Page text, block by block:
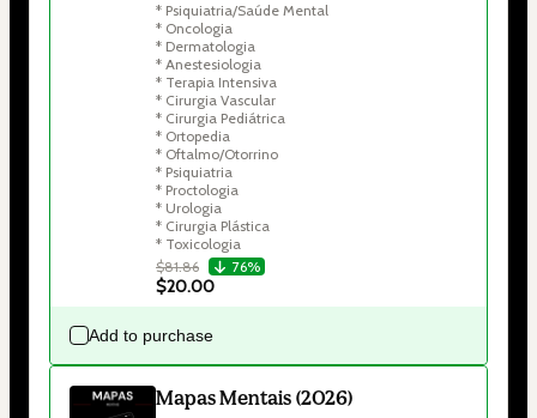
* Psiquiatria/Saúde Mental
* Oncologia
* Dermatologia
* Anestesiologia
* Terapia Intensiva
* Cirurgia Vascular
* Cirurgia Pediátrica
* Ortopedia
* Oftalmo/Otorrino
* Psiquiatria
* Proctologia
* Urologia
* Cirurgia Plástica
$81.86
76%
$20.00
Add to purchase
Mapas Mentais (2026)